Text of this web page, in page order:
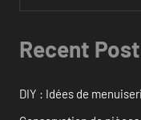
Recent
DIY : Idées de